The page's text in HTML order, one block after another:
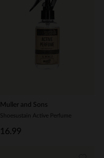
Muller and Sons
Shoesustain Active Perfume
16.99